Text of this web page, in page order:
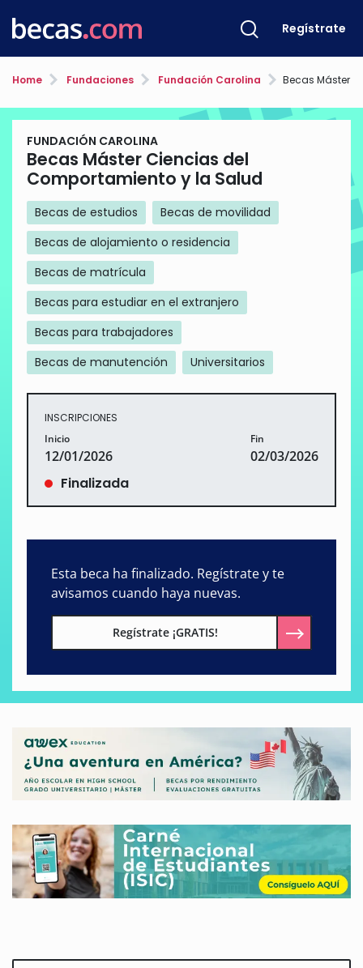
Regístrate
Home Fundaciones Fundación Carolina Becas Máster Ciencias
FUNDACIÓN CAROLINA
Becas Máster Ciencias del
Comportamiento y la Salud
Becas de estudios
Becas de movilidad
Becas de alojamiento o residencia
Becas de matrícula
Becas para estudiar en el extranjero
Becas para trabajadores
Becas de manutención
Universitarios
INSCRIPCIONES
Inicio
12/01/2026
Fin
02/03/2026
Finalizada
Esta beca ha finalizado. Regístrate y te
avisamos cuando haya nuevas.
Regístrate ¡GRATIS!